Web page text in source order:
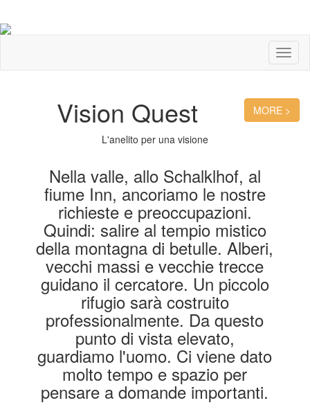
MORE >
Vision Quest
L'anelito per una visione
Nella valle, allo Schalklhof, al
fiume Inn, ancoriamo le nostre
richieste e preoccupazioni.
Quindi: salire al tempio mistico
della montagna di betulle. Alberi,
vecchi massi e vecchie trecce
guidano il cercatore. Un piccolo
rifugio sarà costruito
professionalmente. Da questo
punto di vista elevato,
guardiamo l'uomo. Ci viene dato
molto tempo e spazio per
pensare a domande importanti.